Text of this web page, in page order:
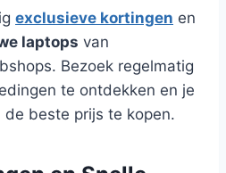
exclusieve kortingen en
laptops van
Bezoek regelmatig
te ontdekken en je
beste prijs te kopen.